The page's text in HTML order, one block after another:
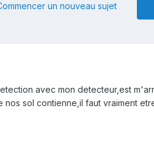
un nouveau sujet
avec mon detecteur,est
sol contienne,il faut vraiment